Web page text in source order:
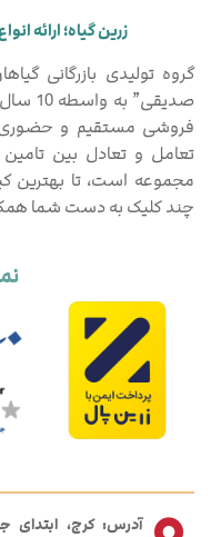
زرین گیاه؛ ارائه
گروه تولیدی بازرگانی
فروشی مستقیم و حضوری
تعامل و تعادل بین
مجموعه است، تا بهترین
چند کلیک به دست شما
آدرس: کرج، ابتدای